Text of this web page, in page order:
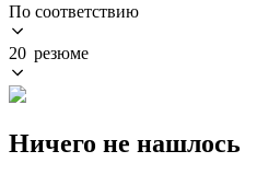
По соответствию
20 резюме
Ничего не нашлось